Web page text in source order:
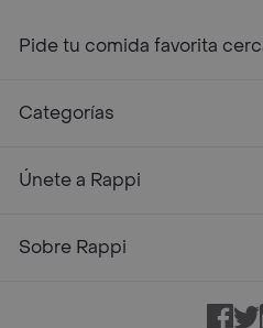
Pide tu comida favorita
Categorías
Únete a Rappi
Sobre Rappi